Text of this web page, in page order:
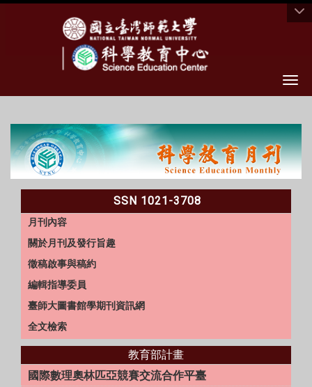
SSN 1021-3708
月刊內容
關於月刊及發行旨趣
徵稿啟事與稿約
編輯指導委員
臺師大圖書館學期刊資訊網
全文檢索
教育部計畫
國際數理奧林匹亞競賽交流合作平臺